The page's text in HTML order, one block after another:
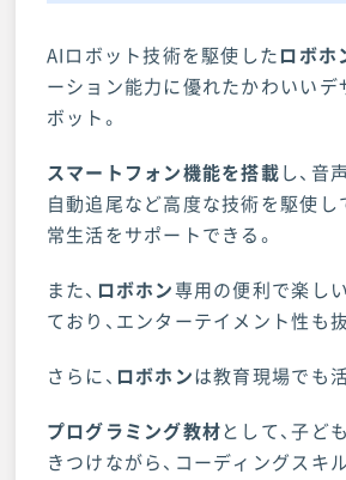
AIロボット技術を駆使したロボホ
ーション能力に優れたかわいいデ
ボット。
スマートフォン機能を搭載し、音
自動追尾など高度な技術を駆使し
常生活をサポートできる。
また、 ロボホン専用の便利で楽し
ており、エンターテイメント性も抜
さらに、 ロボホンは教育現場でも活
プログラミング教材として、子ど
きつけながら、コーディングスキ